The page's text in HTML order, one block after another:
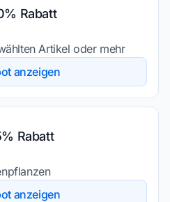
Rabatt
Artikel oder mehr
anzeigen
Rabatt
anzeigen